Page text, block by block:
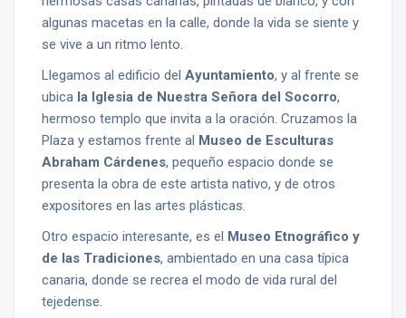
algunas macetas en la calle, donde la vida se siente y
se vive a un ritmo lento.
Llegamos al edificio del Ayuntamiento, y al frente se
ubica la Iglesia de Nuestra Señora del Socorro,
hermoso templo que invita a la oración. Cruzamos la
Plaza y estamos frente al Museo de Esculturas
Abraham Cárdenes, pequeño espacio donde se
presenta la obra de este artista nativo, y de otros
expositores en las artes plásticas.
Otro espacio interesante, es el Museo Etnográfico y
de las Tradiciones, ambientado en una casa típica
canaria, donde se recrea el modo de vida rural del
tejedense.